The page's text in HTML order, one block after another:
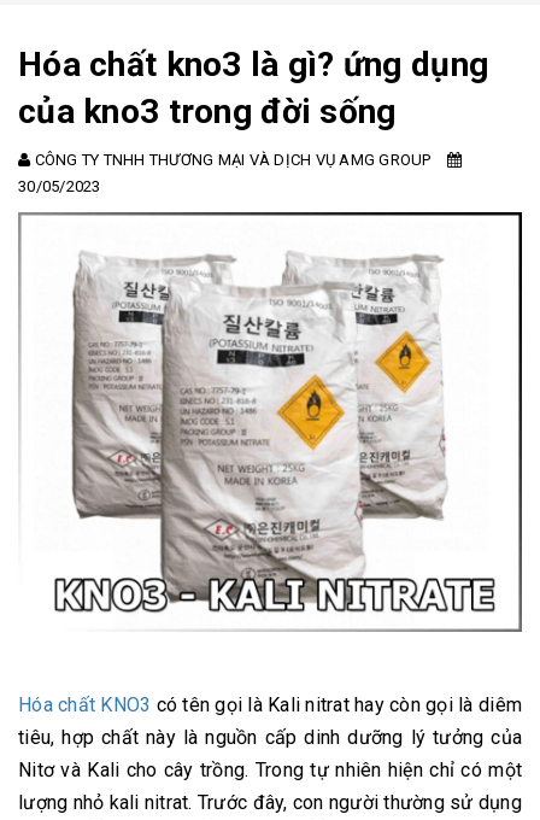
Hóa chất kno3 là gì? ứng dụng
của kno3 trong đời sống
CÔNG TY TNHH THƯƠNG MẠI VÀ DỊCH VỤ AMG GROUP
30/05/2023
Hóa chất KNO3 có tên gọi là Kali nitrat hay còn gọi là diêm
tiêu, hợp chất này là nguồn cấp dinh dưỡng lý tưởng của
Nitơ và Kali cho cây trồng. Trong tự nhiên hiện chỉ có một
lượng nhỏ kali nitrat. Trước đây, con người thường sử dụng